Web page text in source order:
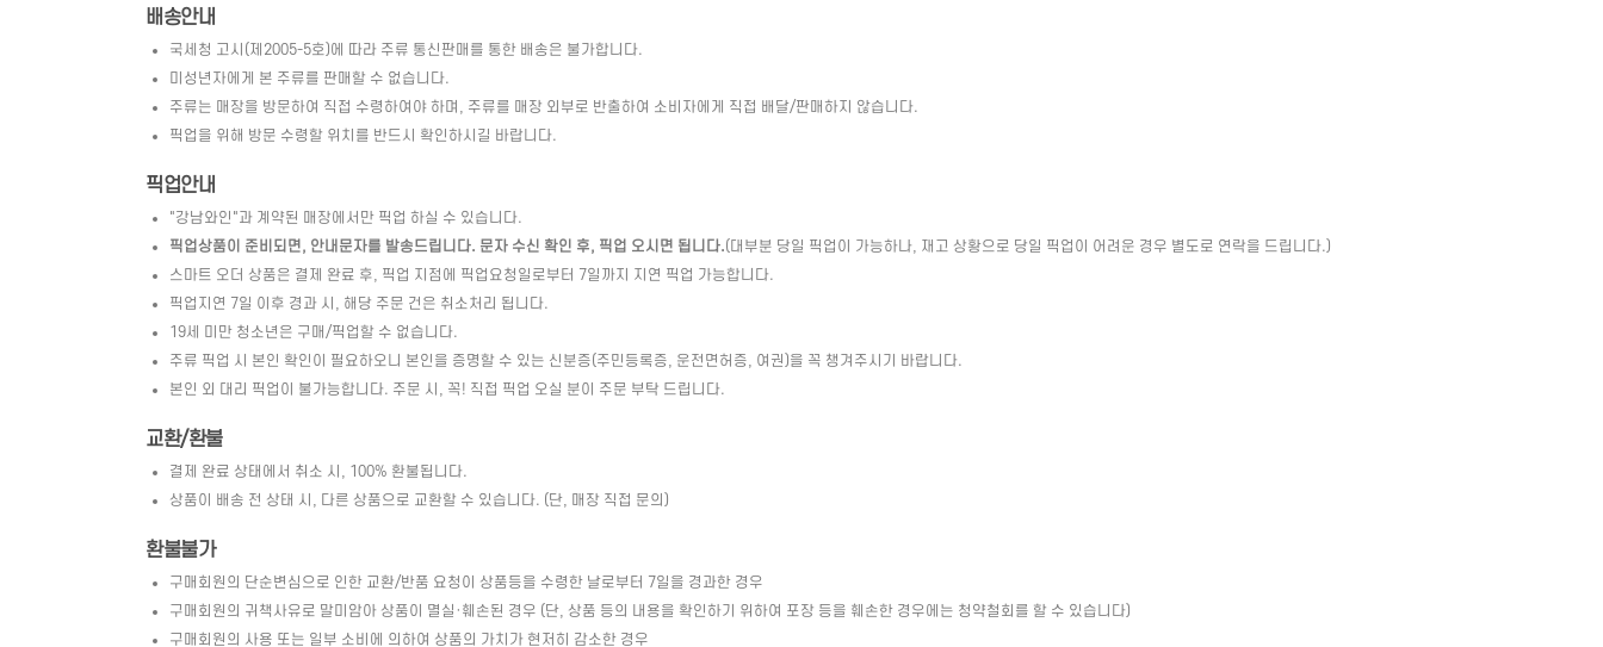
배송안내
국세청 고시(제2005-5호)에 따라 주류 통신판매를 통한 배송은 불가합니다.
미성년자에게 본 주류를 판매할 수 없습니다.
주류는 매장을 방문하여 직접 수령하여야 하며, 주류를 매장 외부로 반출하여 소비자에게 직접 배달/판매하지 않습니다.
픽업을 위해 방문 수령할 위치를 반드시 확인하시길 바랍니다.
픽업안내
"강남와인"과 계약된 매장에서만 픽업 하실 수 있습니다.
픽업상품이 준비되면, 안내문자를 발송드립니다. 문자 수신 확인 후, 픽업 오시면 됩니다.(대부분 당일 픽업이 가능하나, 재고 상황으로 당일 픽업이 어려운 경우 별도로 연락을 드립니다.)
스마트 오더 상품은 결제 완료 후, 픽업 지점에 픽업요청일로부터 7일까지 지연 픽업 가능합니다.
픽업지연 7일 이후 경과 시, 해당 주문 건은 취소처리 됩니다.
19세 미만 청소년은 구매/픽업할 수 없습니다.
주류 픽업 시 본인 확인이 필요하오니 본인을 증명할 수 있는 신분증(주민등록증, 운전면허증, 여권)을 꼭 챙겨주시기 바랍니다.
본인 외 대리 픽업이 불가능합니다. 주문 시, 꼭! 직접 픽업 오실 분이 주문 부탁 드립니다.
교환/환불
결제 완료 상태에서 취소 시, 100% 환불됩니다.
상품이 배송 전 상태 시, 다른 상품으로 교환할 수 있습니다. (단, 매장 직접 문의)
환불불가
구매회원의 단순변심으로 인한 교환/반품 요청이 상품등을 수령한 날로부터 7일을 경과한 경우
구매회원의 귀책사유로 말미암아 상품이 멸실·훼손된 경우 (단, 상품 등의 내용을 확인하기 위하여 포장 등을 훼손한 경우에는 청약철회를 할 수 있습니다)
구매회원의 사용 또는 일부 소비에 의하여 상품의 가치가 현저히 감소한 경우